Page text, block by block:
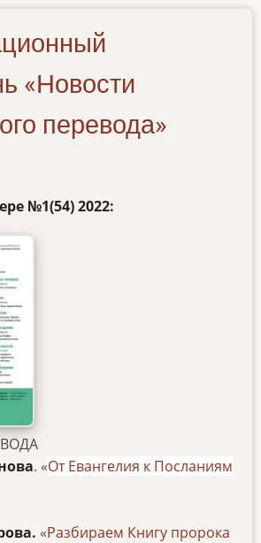
«Новости
перевода»
№1(54) 2022:
. «От Евангелия к Посланиям
«Разбираем Книгу пророка